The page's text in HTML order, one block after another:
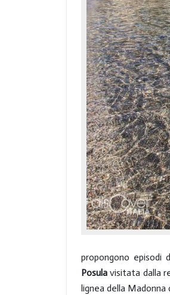
propongono
Posula visitata dalla
lignea della